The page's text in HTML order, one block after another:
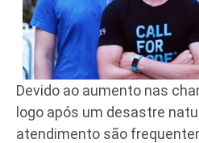
Devido ao aumento nas
logo após um desastre
atendimento são